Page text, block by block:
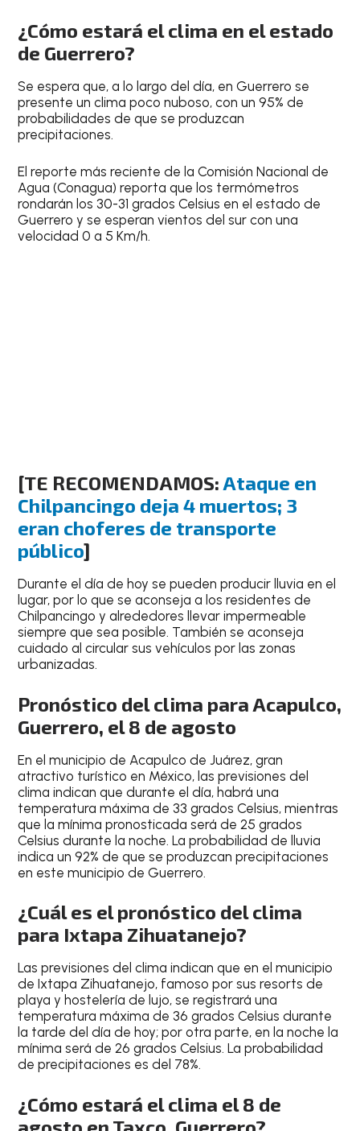
¿Cómo estará el clima en el estado
de Guerrero?
Se espera que, a lo largo del día, en Guerrero se
presente un clima poco nuboso, con un95% de
probabilidades de que se produzcan
precipitaciones.
El reporte más reciente de laComisión Nacional de
Agua (Conagua) reporta que los termómetros
rondarán los 30-31 grados Celsius en el estado de
Guerrero y se esperan vientos del sur con una
velocidad 0 a 5 Km/h.
[TE RECOMENDAMOS: Ataque en
Chilpancingo deja 4 muertos; 3
eran choferes de transporte
público]
Durante el día de hoy se pueden producir lluvia en el
lugar, por lo que se aconseja a los residentes de
Chilpancingo y alrededores llevar impermeable
siempre que sea posible. También se aconseja
cuidado al circular sus vehículos por las zonas
urbanizadas.
Pronóstico del clima para Acapulco,
Guerrero, el 8 de agosto
En elmunicipio de Acapulco de Juárez, gran
atractivo turístico en México, las previsiones del
clima indican que durante eldía, habrá una
temperaturamáxima de 33 grados Celsius, mientras
que lamínima pronosticada será de 25 grados
Celsius durante la noche. La probabilidad de lluvia
indica un92% de que se produzcan precipitaciones
en este municipio de Guerrero.
¿Cuál es el pronóstico del clima
para Ixtapa Zihuatanejo?
Lasprevisiones del clima indican que en elmunicipio
de Ixtapa Zihuatanejo, famoso porsus resorts de
playa y hostelería de lujo, se registrará una
temperatura máxima de 36 grados Celsius durante
la tarde deldía de hoy; por otra parte, en la noche la
mínima será de26 grados Celsius. Laprobabilidad
de precipitaciones es del 78%.
¿Cómo estará el clima el 8 de